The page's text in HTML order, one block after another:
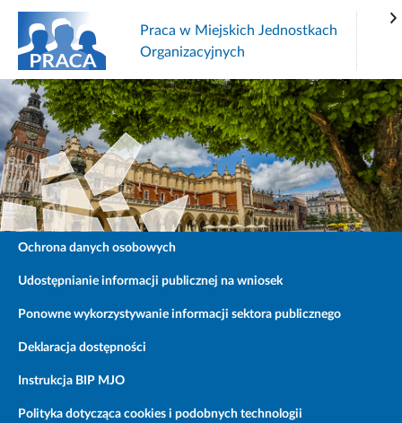
Budżet obywatelski
Ochrona danych osobowych
Udostępnianie informacji publicznej na wniosek
Ponowne wykorzystywanie informacji sektora publicznego
Deklaracja dostępności
Instrukcja BIP MJO
Polityka dotycząca cookies i podobnych technologii